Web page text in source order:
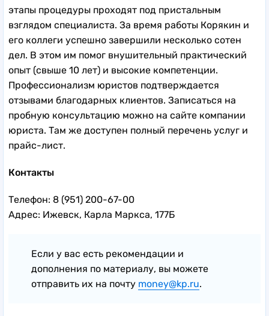
этапы процедуры проходят под пристальным
взглядом специалиста. За время работы Корякин и
его коллеги успешно завершили несколько сотен
дел. В этом им помог внушительный практический
опыт (свыше 10 лет) и высокие компетенции.
Профессионализм юристов подтверждается
отзывами благодарных клиентов. Записаться на
пробную консультацию можно на сайте компании
юриста. Там же доступен полный перечень услуг и
прайс-лист.
Контакты
Телефон: 8 (951) 200-67-00
Адрес: Ижевск, Карла Маркса, 177Б
Если у вас есть рекомендации и
дополнения по материалу, вы можете
отправить их на почту money@kp.ru.